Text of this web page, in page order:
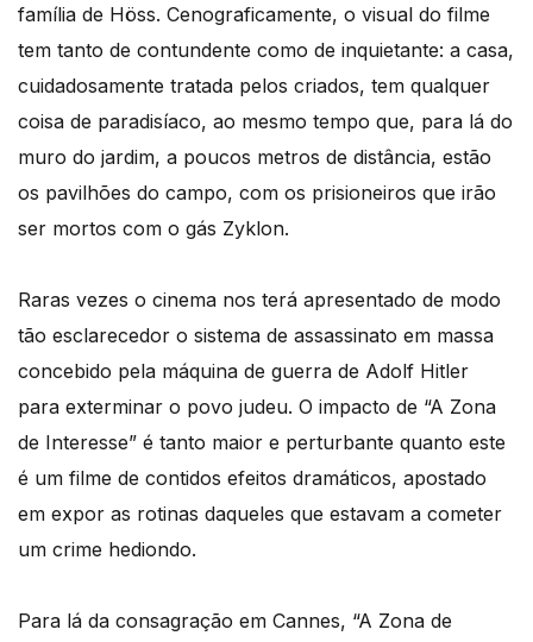
família de Höss. Cenograficamente, o visual do filme
tem tanto de contundente como de inquietante: a casa,
cuidadosamente tratada pelos criados, tem qualquer
coisa de paradisíaco, ao mesmo tempo que, para lá do
muro do jardim, a poucos metros de distância, estão
os pavilhões do campo, com os prisioneiros que irão
ser mortos com o gás Zyklon.
Raras vezes o cinema nos terá apresentado de modo
tão esclarecedor o sistema de assassinato em massa
concebido pela máquina de guerra de Adolf Hitler
para exterminar o povo judeu. O impacto de “A Zona
de Interesse” é tanto maior e perturbante quanto este
é um filme de contidos efeitos dramáticos, apostado
em expor as rotinas daqueles que estavam a cometer
um crime hediondo.
Para lá da consagração em Cannes, “A Zona de